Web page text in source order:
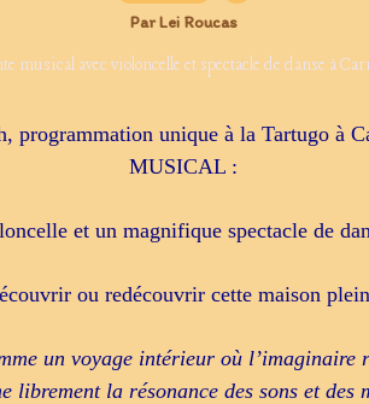
Par Lei Roucas
programmation unique à la Tartugo à
MUSICAL :
et un magnifique spectacle de
ou redécouvrir cette maison
un voyage intérieur où
librement la résonance des sons et des